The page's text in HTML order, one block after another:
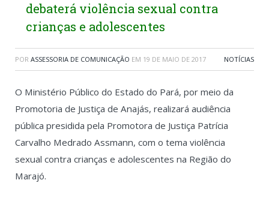
debaterá violência sexual contra
crianças e adolescentes
POR ASSESSORIA DE COMUNICAÇÃO EM 19 DE MAIO DE 2017 NOTÍCIAS
O Ministério Público do Estado do Pará, por meio da
Promotoria de Justiça de Anajás, realizará audiência
pública presidida pela Promotora de Justiça Patrícia
Carvalho Medrado Assmann, com o tema violência
sexual contra crianças e adolescentes na Região do
Marajó.